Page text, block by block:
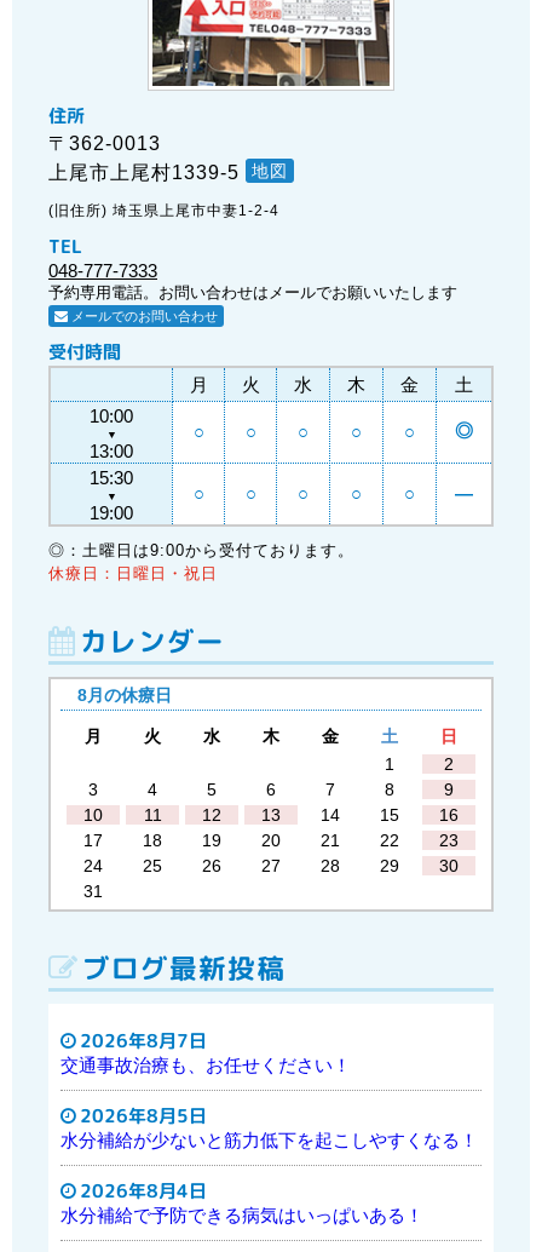
住所
〒362-0013
上尾市上尾村1339-5
地図
(旧住所) 埼玉県上尾市中妻1-2-4
TEL
048-777-7333
予約専用電話。お問い合わせはメールでお願いいたします
メールでのお問い合わせ
受付時間
月 火 水 木 金
土
10:00
▼
13:00
○ ○ ○ ○ ○ ◎
15:30
▼
19:00
○ ○ ○ ○ ○ ―
◎：土曜日は9:00から受付ております。
休療日：日曜日・祝日
カレンダー
8月の休療日
月 火 水 木 金 土
日
1
2
3
4 5 6 7 8
9
10
11 12 13 14 15
16
17
18 19 20 21 22
23
24
25 26 27 28 29
30
31
ブログ最新投稿
2026年8月7日
交通事故治療も、お任せください！
2026年8月5日
水分補給が少ないと筋力低下を起こしやすくなる！
2026年8月4日
水分補給で予防できる病気はいっぱいある！